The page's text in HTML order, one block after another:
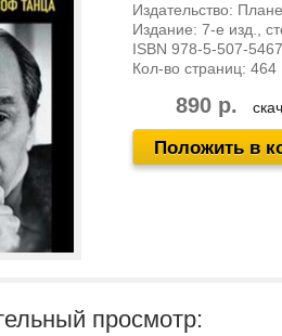
Издательство:
Издание: 7-е изд.,
ISBN 978-5-507-
Кол-во страниц: 464
890 р.
Положить в
просмотр: